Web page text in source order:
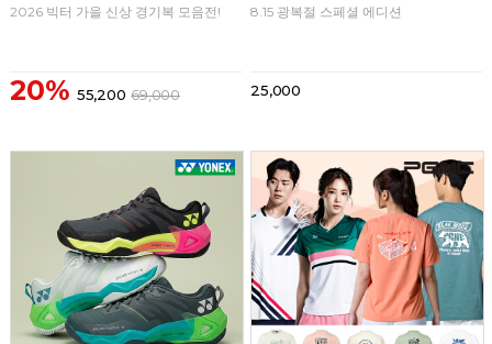
2026 빅터 가을 신상 경기복 모음전!
20% 55,200 69,000
8.15 광복절 스페셜 에디션
25,000